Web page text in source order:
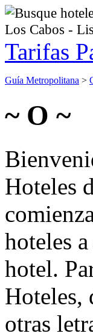
Los Cabos -
Tarifas
Guía Metropolitana >
~ O ~
Hoteles
hoteles
hotel.
Hoteles,
otras